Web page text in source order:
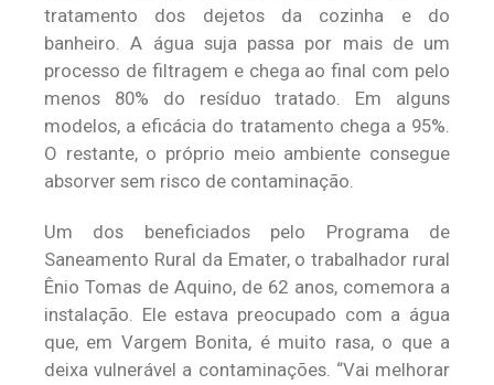
tratamento dos dejetos da cozinha e do
banheiro. A água suja passa por mais de um
processo de filtragem e chega ao final com pelo
menos 80% do resíduo tratado. Em alguns
modelos, a eficácia do tratamento chega a 95%.
O restante, o próprio meio ambiente consegue
absorver sem risco de contaminação.
Um dos beneficiados pelo Programa de
Saneamento Rural da Emater, o trabalhador rural
Ênio Tomas de Aquino, de 62 anos, comemora a
instalação. Ele estava preocupado com a água
que, em Vargem Bonita, é muito rasa, o que a
deixa vulnerável a contaminações. “Vai melhorar